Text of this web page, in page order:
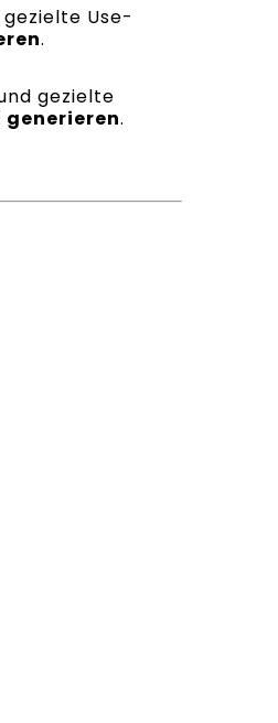
Use-
.
gezielte
generieren.